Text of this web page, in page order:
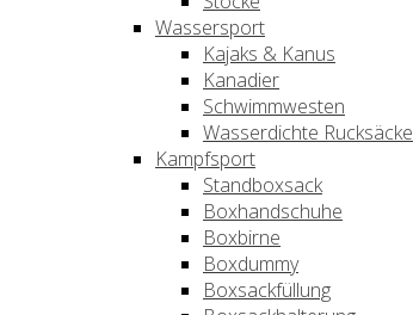
Wassersport
Kajaks & Kanus
Kanadier
Schwimmwesten
Wasserdichte Rucksäcke
Kampfsport
Standboxsack
Boxhandschuhe
Boxbirne
Boxdummy
Boxsackfüllung